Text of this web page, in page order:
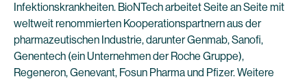
Infektionskrankheiten. BioNTech arbeitet Seite an Seite mit
weltweit renommierten Kooperationspartnern aus der
pharmazeutischen Industrie, darunter Genmab, Sanofi,
Genentech (ein Unternehmen der Roche Gruppe),
Regeneron, Genevant, Fosun Pharma und Pfizer. Weitere